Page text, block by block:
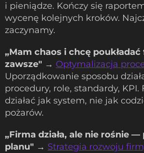
i pieniądze. Kończy się
wycenę kolejnych kroków.
zaczynamy.
„Mam chaos i chcę
zawsze" → Optymalizacja
Uporządkowanie sposobu
procedury, role, standardy, KPI.
działać jak system, nie jak
pożarów.
„Firma działa, ale nie rośnie
planu" → Strategia rozwoju